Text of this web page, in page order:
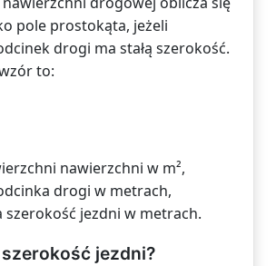
pole prostokąta, jeżeli
drogi ma stałą szerokość.
to:
nawierzchni w m²,
drogi w metrach,
szerokość jezdni w metrach.
jezdni?